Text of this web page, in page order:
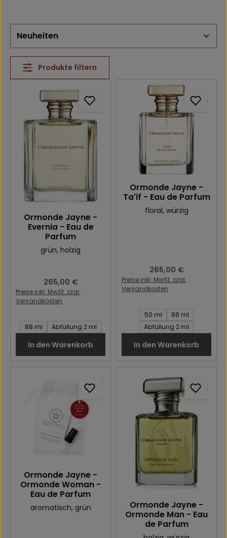
Produkte filtern
Ormonde Jayne -
Evernia - Eau de
Parfum
grün, holzig
Regulärer Preis:
265,00 €
Preise inkl. MwSt. zzgl.
Versandkosten
Inhalt des Artikel:
88 ml Abfüllung 2 ml
In den Warenkorb
Ormonde Jayne -
Ta'if - Eau de Parfum
floral, würzig
Regulärer Preis:
265,00 €
Preise inkl. MwSt. zzgl.
Versandkosten
Inhalt des Artikel:
50 ml
88 ml
Abfüllung 2 ml
In den Warenkorb
Ormonde Jayne -
Ormonde Woman -
Eau de Parfum
aromatisch, grün
Ormonde Jayne -
Ormonde Man - Eau
de Parfum